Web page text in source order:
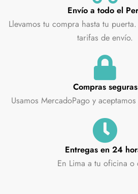
Envío a todo el
Llevamos tu compra hasta tu
tarifas de envío.
Compras seguras
Usamos MercadoPago y
Entregas en 24
En Lima a tu oficina o